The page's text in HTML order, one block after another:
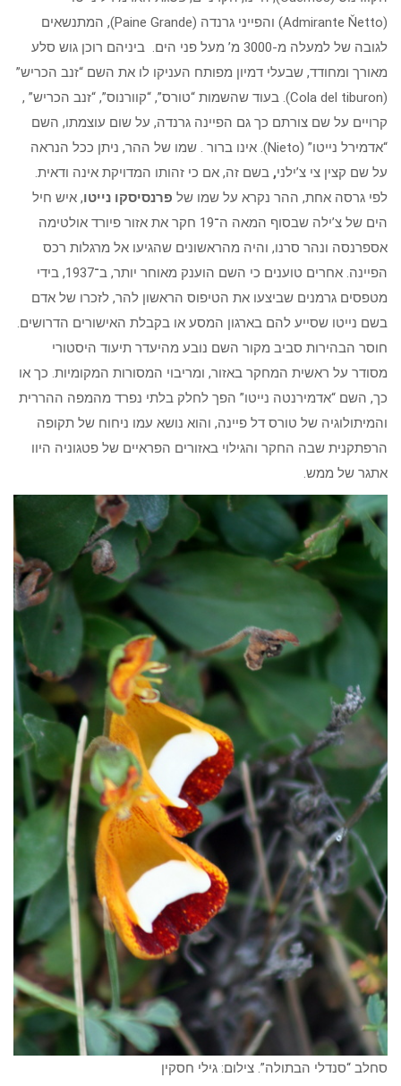
(Admirante Ňetto) והפייני גרנדה (Paine Grande), המתנשאים
לגובה של למעלה מ-3000 מ’ מעל פני הים. ביניהם רוכן גוש סלע
מאורך ומחודד, שבעלי דמיון מפותח העניקו לו את השם “זנב הכריש”
(Cola del tiburon). בעוד שהשמות “טורס”, “קוורנוס”, “זנב הכריש” ,
קרויים על שם צורתם כך גם הפיינה גרנדה, על שום עוצמתו, השם
“אדמירל נייטו” (Nieto). אינו ברור . שמו של ההר, ניתן ככל הנראה
על שם קצין צי צ’ילני, בשם זה, אם כי זהותו המדויקת אינה ודאית.
לפי גרסה אחת, ההר נקרא על שמו של פרנסיסקו נייטו, איש חיל
הים של צ’ילה שבסוף המאה ה־19 חקר את אזור פיורד אולטימה
אספרנסה ונהר סרנו, והיה מהראשונים שהגיעו אל מרגלות רכס
הפיינה. אחרים טוענים כי השם הוענק מאוחר יותר, ב־1937, בידי
מטפסים גרמנים שביצעו את הטיפוס הראשון להר, לזכרו של אדם
בשם נייטו שסייע להם בארגון המסע או בקבלת האישורים הדרושים.
חוסר הבהירות סביב מקור השם נובע מהיעדר תיעוד היסטורי
מסודר על ראשית המחקר באזור, ומריבוי המסורות המקומיות. כך או
כך, השם “אדמירנטה נייטו” הפך לחלק בלתי נפרד מהמפה ההררית
והמיתולוגיה של טורס דל פיינה, והוא נושא עמו ניחוח של תקופה
הרפתקנית שבה החקר והגילוי באזורים הפראיים של פטגוניה היוו
אתגר של ממש.
סחלב “סנדלי הבתולה”. צילום: גילי חסקין